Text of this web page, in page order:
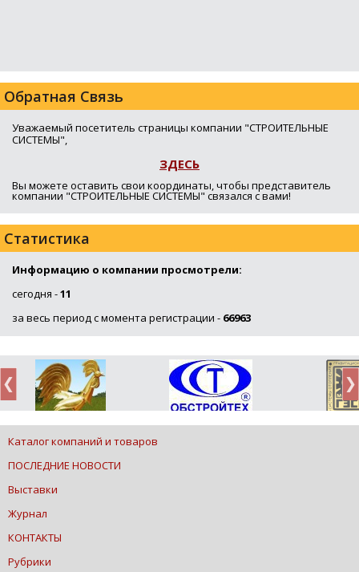
Обратная Связь
Уважаемый посетитель страницы компании "СТРОИТЕЛЬНЫЕ
СИСТЕМЫ",
ЗДЕСЬ
Вы можете оставить свои координаты, чтобы представитель
компании "СТРОИТЕЛЬНЫЕ СИСТЕМЫ" связался с вами!
Статистика
Информацию о компании просмотрели:
сегодня -11
за весь период с момента регистрации - 66963
Каталог компаний и товаров
ПОСЛЕДНИЕ НОВОСТИ
Выставки
Журнал
КОНТАКТЫ
Рубрики